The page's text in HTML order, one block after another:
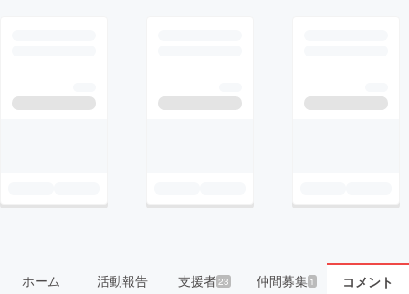
ホーム 活動報告 支援者 23 仲間募集 1 コメント